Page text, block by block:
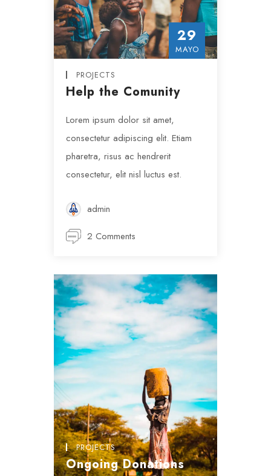
29
MAYO
PROJECTS
Help the Comunity
Lorem ipsum dolor sit amet,
consectetur adipiscing elit. Etiam
pharetra, risus ac hendrerit
consectetur, elit nisl luctus est.
admin
2 Comments
PROJECTS
Ongoing Donations